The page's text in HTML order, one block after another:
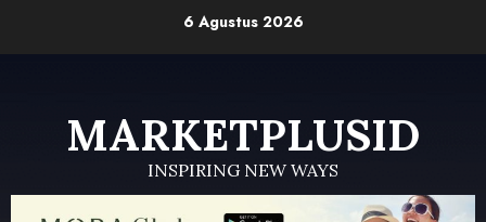
6 Agustus 2026
MARKETPLUSID
INSPIRING NEW WAYS